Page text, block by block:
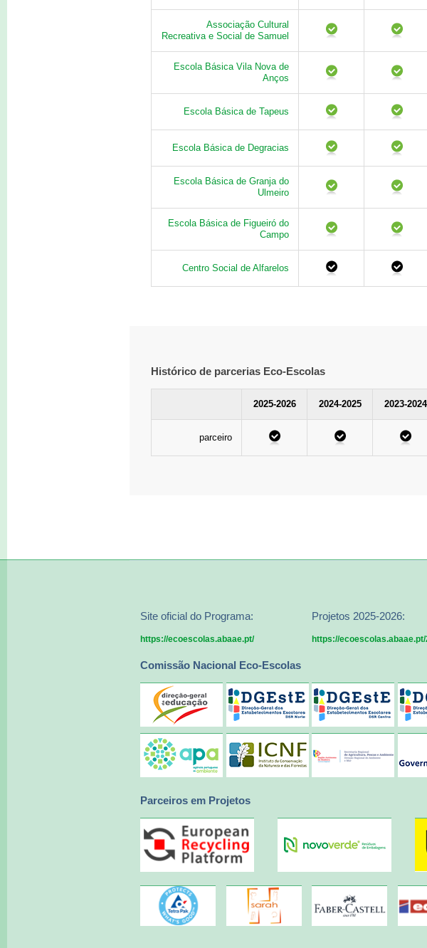
Associação Cultural
Recreativa e Social de Samuel
Escola Básica Vila Nova de
Anços
Escola Básica de Tapeus
Escola Básica de Degracias
Escola Básica de Granja do
Ulmeiro
Escola Básica de Figueiró do
Campo
Centro Social de Alfarelos
Histórico de parcerias Eco-Escolas
2025-2026 2024-2025 2023-2024
parceiro
Site oficial do Programa:
https://ecoescolas.abaae.pt/
Projetos 2025-2026:
https://
Comissão Nacional Eco-Escolas
Parceiros em Projetos